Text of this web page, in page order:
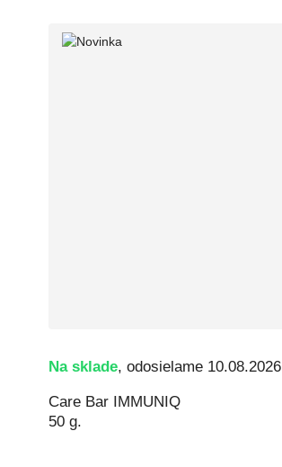
Na sklade, odosielame 10.08.2026
Care Bar IMMUNIQ
50 g.